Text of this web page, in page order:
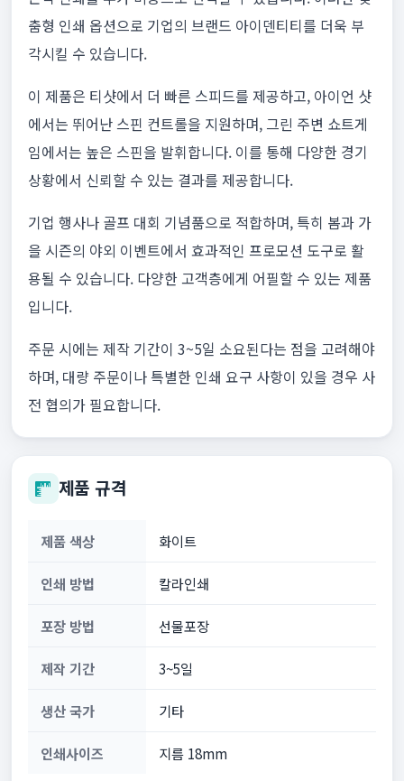
춤형 인쇄 옵션으로 기업의 브랜드 아이덴티티를 더욱 부
각시킬 수 있습니다.
이 제품은 티샷에서 더 빠른 스피드를 제공하고, 아이언 샷
에서는 뛰어난 스핀 컨트롤을 지원하며, 그린 주변 쇼트게
임에서는 높은 스핀을 발휘합니다. 이를 통해 다양한 경기
상황에서 신뢰할 수 있는 결과를 제공합니다.
기업 행사나 골프 대회 기념품으로 적합하며, 특히 봄과 가
을 시즌의 야외 이벤트에서 효과적인 프로모션 도구로 활
용될 수 있습니다. 다양한 고객층에게 어필할 수 있는 제품
입니다.
주문 시에는 제작 기간이 3~5일 소요된다는 점을 고려해야
하며, 대량 주문이나 특별한 인쇄 요구 사항이 있을 경우 사
전 협의가 필요합니다.
제품 규격
제품 색상 화이트
인쇄 방법 칼라인쇄
포장 방법 선물포장
제작 기간 3~5일
생산 국가 기타
인쇄사이즈 지름 18mm